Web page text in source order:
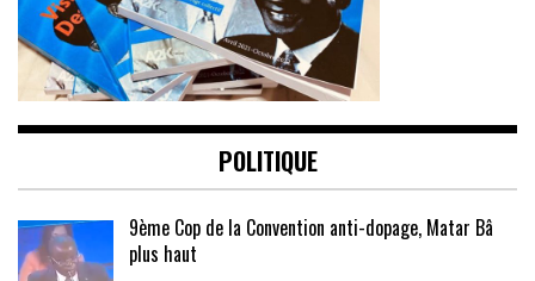
POLITIQUE
9ème Cop de la Convention anti-dopage, Matar Bâ
plus haut